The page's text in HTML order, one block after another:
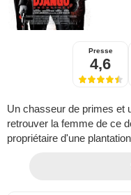
Presse
4,6
Un chasseur de primes et
retrouver la femme de ce
propriétaire d'une